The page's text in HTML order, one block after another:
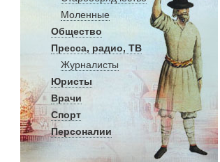
Моленные
Общество
Пресса, радио, ТВ
Журналисты
Юристы
Врачи
Спорт
Персоналии